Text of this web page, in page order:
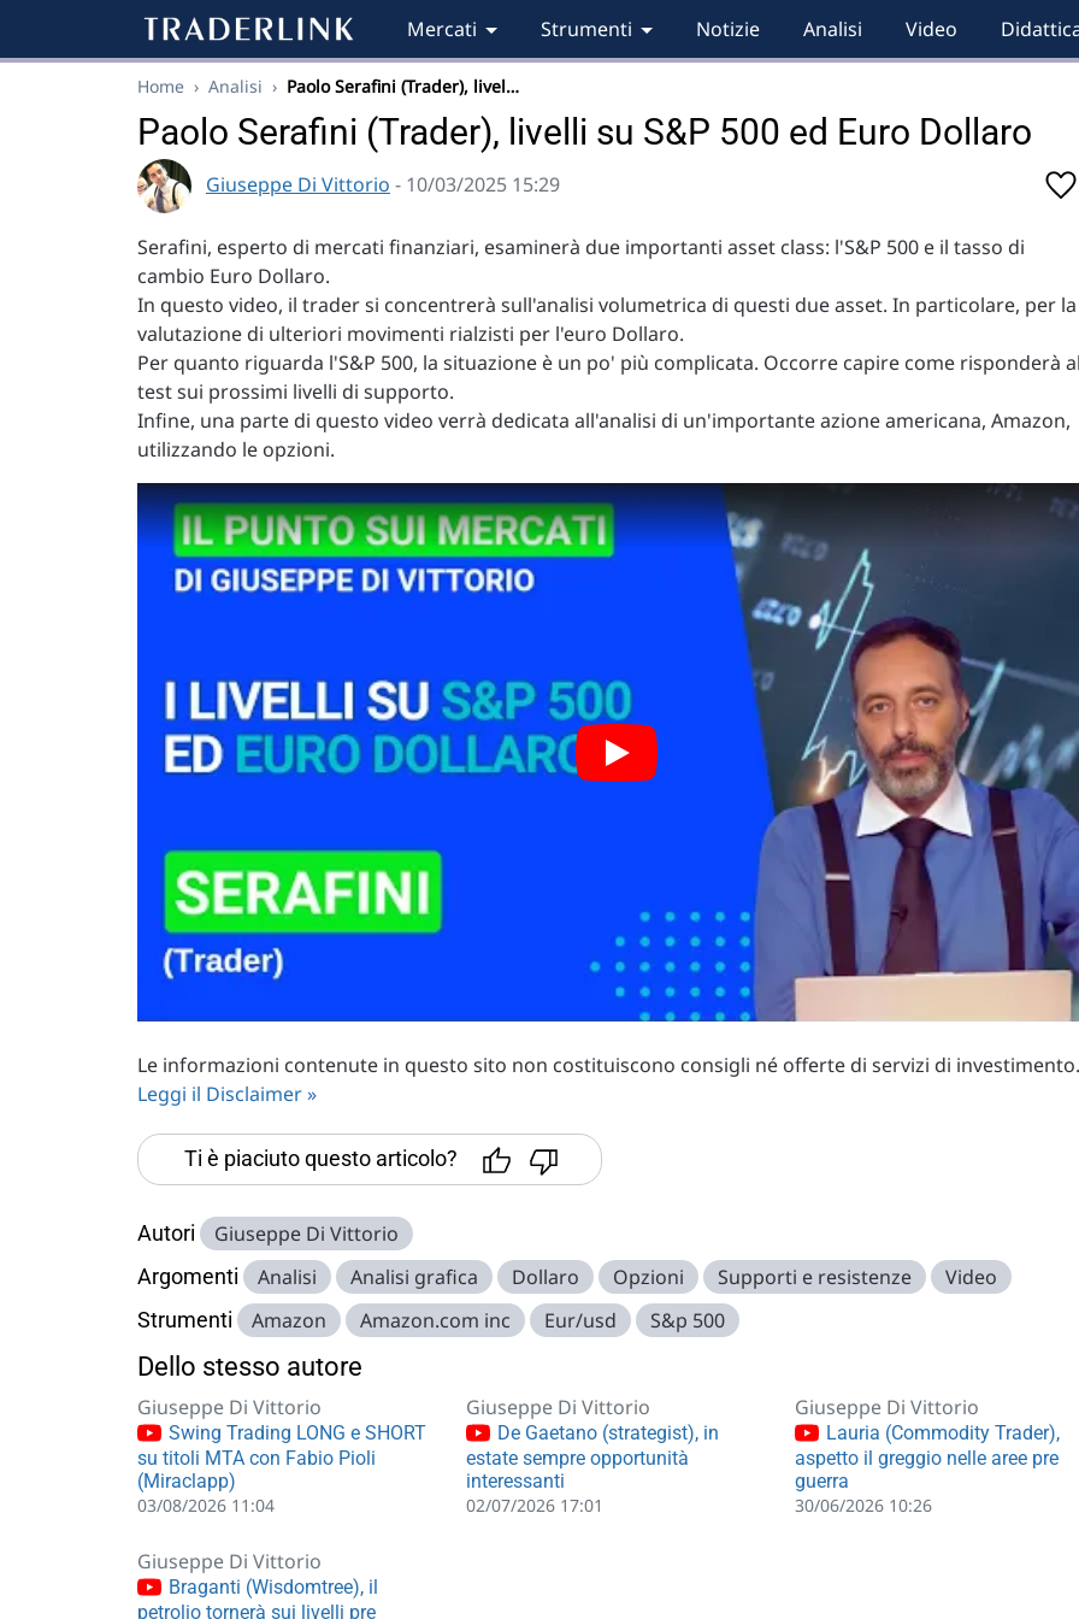
Mercati Strumenti Notizie Analisi Video
Home › Analisi › Paolo Serafini (Trader), livel…
Paolo Serafini (Trader), livelli su S&P 500 ed Euro Dollaro
Giuseppe Di Vittorio - 10/03/2025 15:29
Serafini, esperto di mercati finanziari, esaminerà due importanti asset class: l'S&P 500 e il tasso di
cambio Euro Dollaro.
In questo video, il trader si concentrerà sull'analisi volumetrica di questi due asset. In particolare, per la
valutazione di ulteriori movimenti rialzisti per l'euro Dollaro.
Per quanto riguarda l'S&P 500, la situazione è un po' più complicata. Occorre capire come risponderà
test sui prossimi livelli di supporto.
Infine, una parte di questo video verrà dedicata all'analisi di un'importante azione americana, Amazon,
utilizzando le opzioni.
Le informazioni contenute in questo sito non costituiscono consigli né offerte di servizi di investimento.
Leggi il Disclaimer »
Ti è piaciuto questo articolo?
Autori Giuseppe Di Vittorio
Argomenti Analisi Analisi grafica Dollaro Opzioni Supporti e resistenze Video
Strumenti Amazon Amazon.com inc Eur/usd S&p 500
Dello stesso autore
Giuseppe Di Vittorio
Swing Trading LONG e SHORT
su titoli MTA con Fabio Pioli
(Miraclapp)
03/08/2026 11:04
Giuseppe Di Vittorio
De Gaetano (strategist), in
estate sempre opportunità
interessanti
02/07/2026 17:01
Giuseppe Di Vittorio
Lauria (Commodity Trader),
aspetto il greggio nelle aree pre
guerra
30/06/2026 10:26
Giuseppe Di Vittorio
Braganti (Wisdomtree), il
petrolio tornerà sui livelli pre